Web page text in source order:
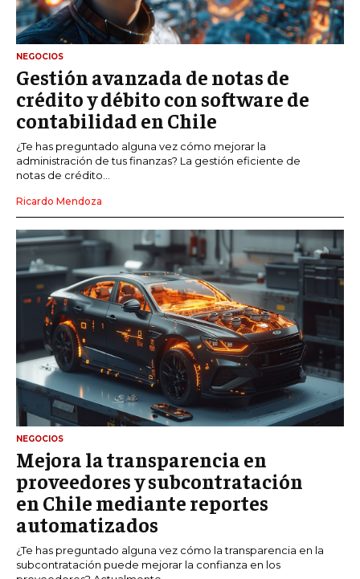
NEGOCIOS
Gestión avanzada de notas de
crédito y débito con software de
contabilidad en Chile
¿Te has preguntado alguna vez cómo mejorar la
administración de tus finanzas? La gestión eficiente de
notas de crédito...
Ricardo Mendoza
NEGOCIOS
Mejora la transparencia en
proveedores y subcontratación
en Chile mediante reportes
automatizados
¿Te has preguntado alguna vez cómo la transparencia en la
subcontratación puede mejorar la confianza en los